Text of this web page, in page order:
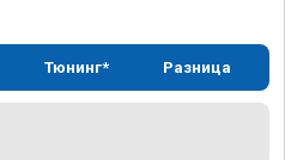
Тюнинг* Разница